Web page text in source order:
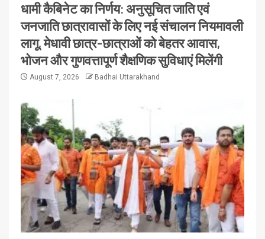
धामी कैबिनेट का निर्णय: अनुसूचित जाति एवं
जनजाति छात्रावासों के लिए नई संचालन नियमावली
लागू, मेधावी छात्र-छात्राओं को बेहतर आवास,
भोजन और गुणवत्तापूर्ण शैक्षणिक सुविधाएं मिलेंगी
August 7, 2026 Badhai Uttarakhand